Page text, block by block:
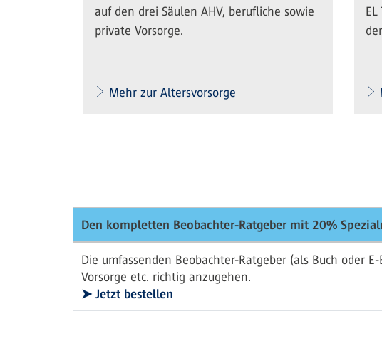
auf den drei Säulen AHV, berufliche sowie
private Vorsorge.
Mehr zur Altersvorsorge
Den kompletten Beobachter-Ratgeber mit 20%
Die umfassenden Beobachter-Ratgeber (als Buch oder
Vorsorge etc. richtig anzugehen.
➤ Jetzt bestellen